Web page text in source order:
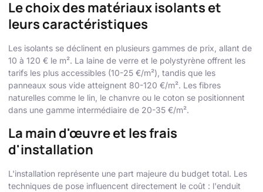
Le choix des matériaux isolants et
leurs caractéristiques
Les isolants se déclinent en plusieurs gammes de prix, allant de
10 à 120 € le m². La laine de verre et le polystyrène offrent les
tarifs les plus accessibles (10-25 €/m²), tandis que les
panneaux sous vide atteignent 80-120 €/m². Les fibres
naturelles comme le lin, le chanvre ou le coton se positionnent
dans une gamme intermédiaire de 20-35 €/m².
La main d'œuvre et les frais
d'installation
L'installation représente une part majeure du budget total. Les
techniques de pose influencent directement le coût : l'enduit